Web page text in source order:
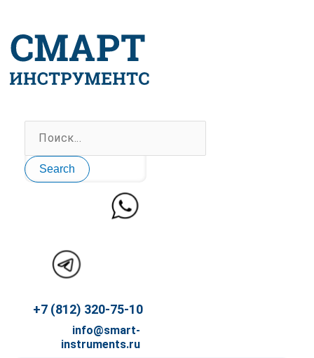
Search
+7 (812) 320-75-10
info@smart-
instruments.ru